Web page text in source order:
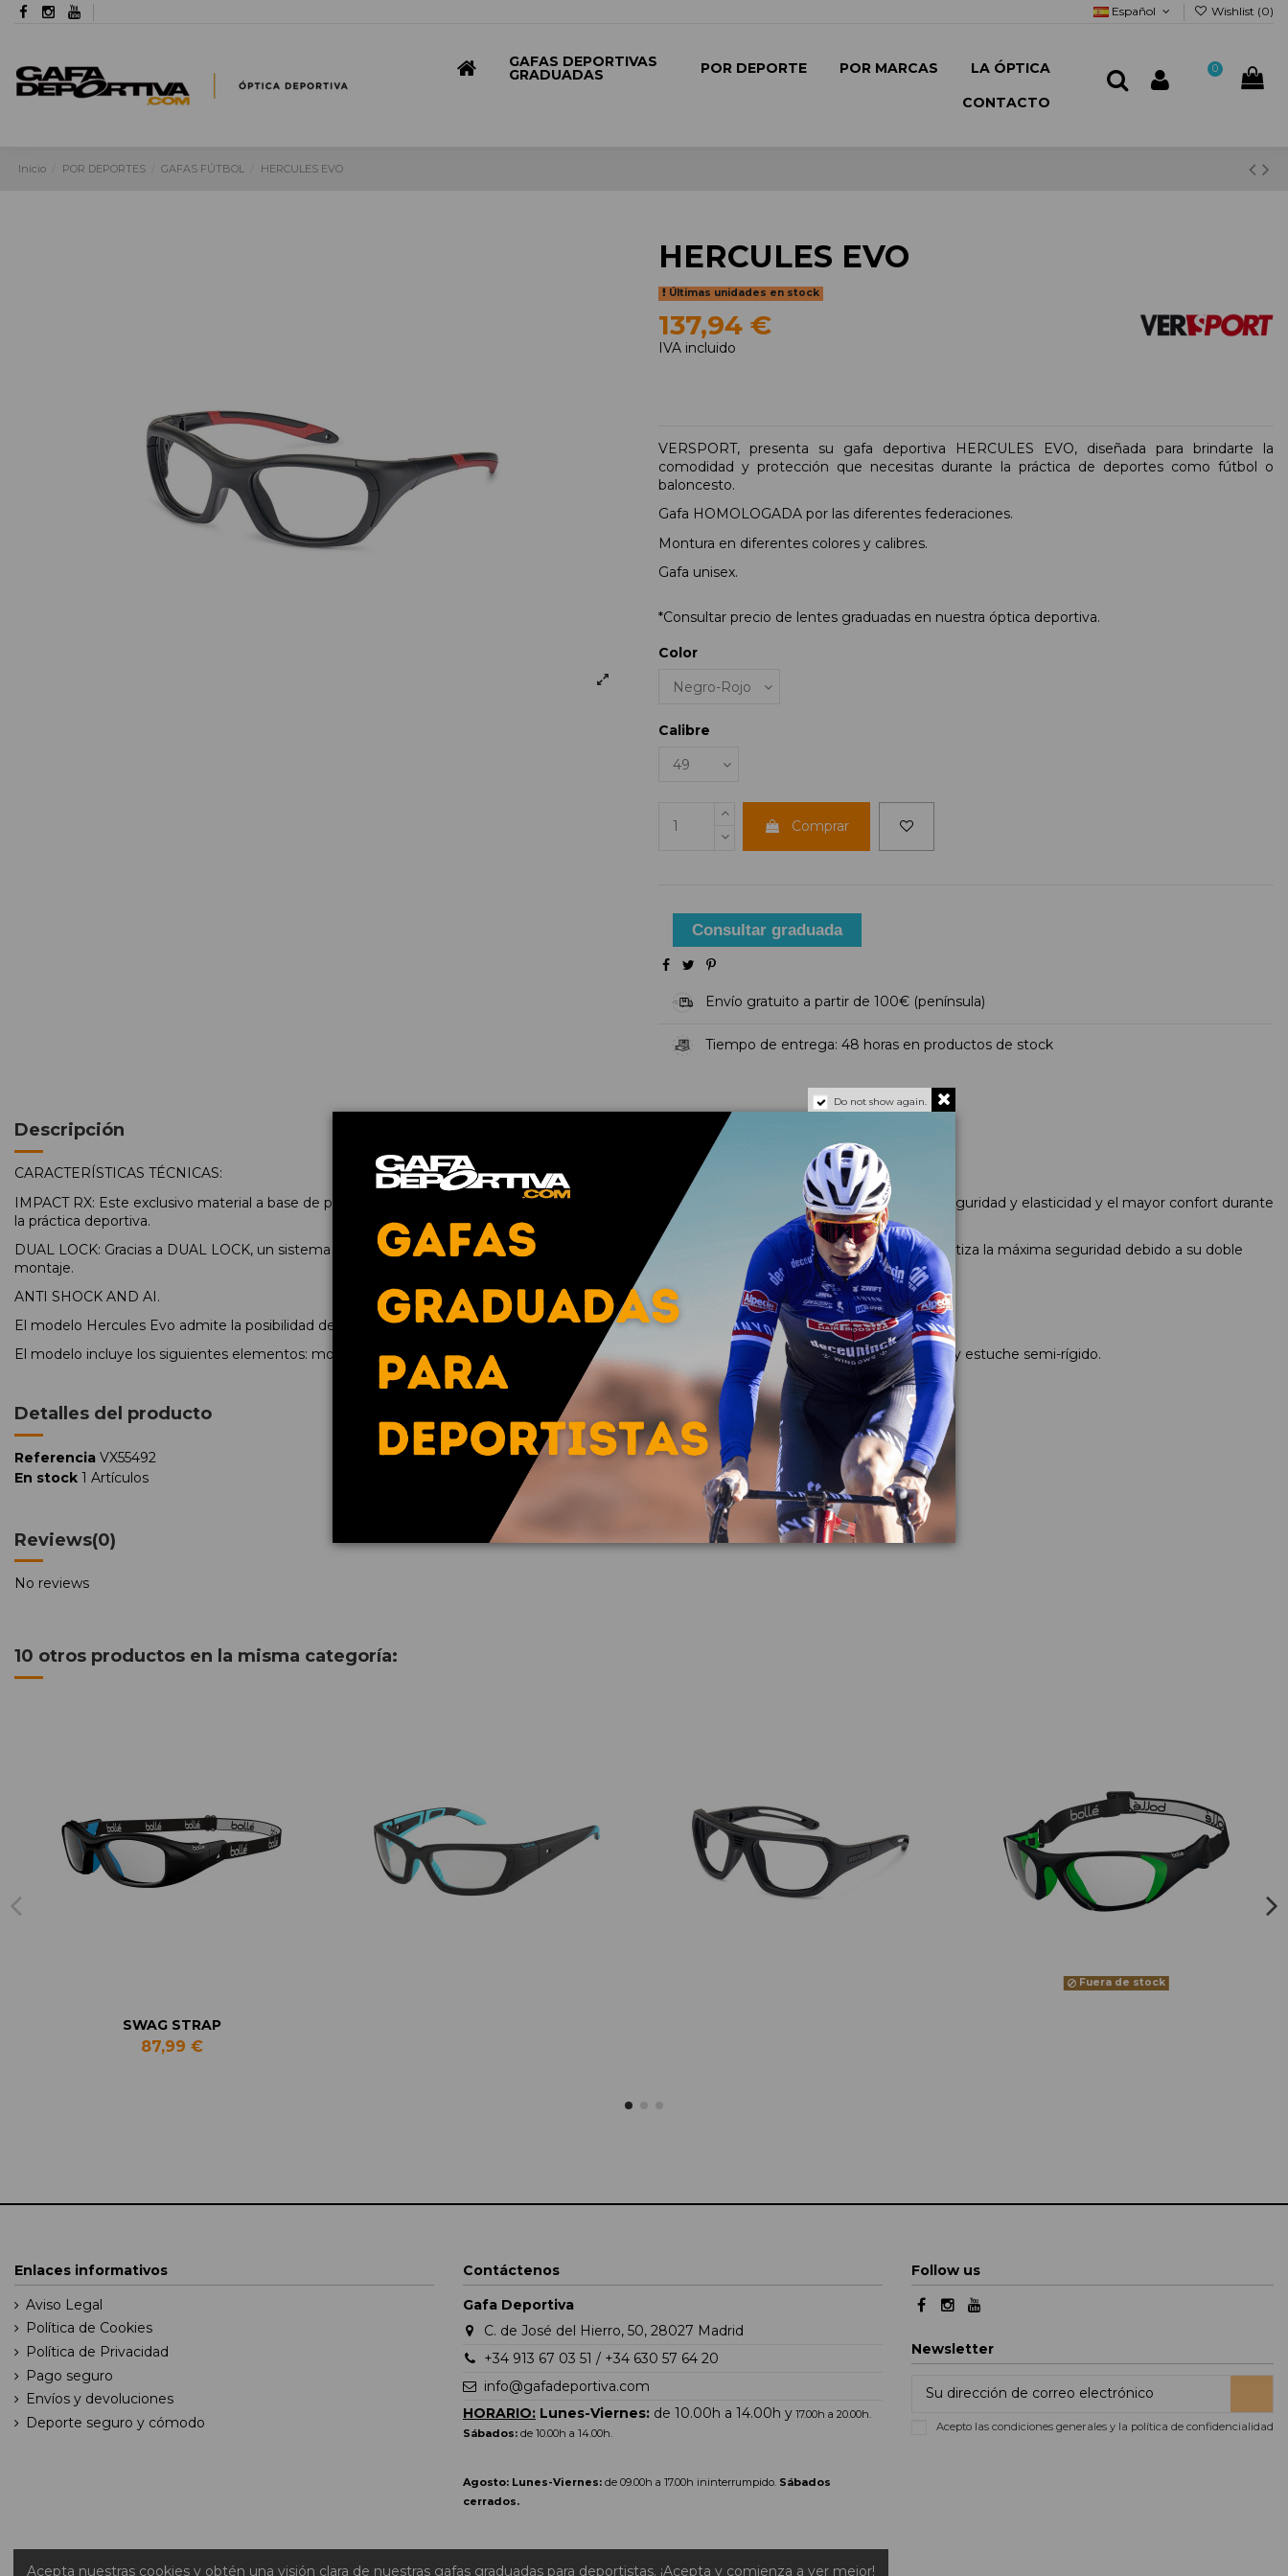
Español Wishlist (0)
GAFAS DEPORTIVAS
GRADUADAS POR DEPORTE POR MARCAS
LA ÓPTICA
CONTACTO
0
Inicio POR DEPORTES GAFAS FÚTBOL HERCULES EVO
HERCULES EVO
Últimas unidades en stock
137,94 €
IVA incluido
VERSPORT, presenta su gafa deportiva HERCULES EVO, diseñada para brindarte la
comodidad y protección que necesitas durante la práctica de deportes como fútbol o
baloncesto.
Gafa HOMOLOGADA por las diferentes federaciones.
Montura en diferentes colores y calibres.
Gafa unisex.
*Consultar precio de lentes graduadas en nuestra óptica deportiva.
Color
Calibre
Comprar
Consultar graduada
Envío gratuito a partir de 100€ (península)
Tiempo de entrega: 48 horas en productos de stock
Descripción
CARACTERÍSTICAS TÉCNICAS:
IMPACT RX: Este exclusivo material a base de polimeros de alto rendimineto, proporciona la máxima resistencia, protección anti-impactos, seguridad y elasticidad y el mayor confort durante
la práctica deportiva.
DUAL LOCK: Gracias a DUAL LOCK, un sistema patentado de cierre de aro, el montaje de las lentes resulta muy sencillo, al tiempo que garantiza la máxima seguridad debido a su doble
montaje.
ANTI SHOCK AND AI.
El modelo Hercules Evo admite la posibilidad de elegir entre varillas o cinta, ya que se incluyen ambas en el set.
El modelo incluye los siguientes elementos: montura con varillas, minibanda de ajuste, banda de sujección, gel anti-vaho, gamuza limpiadora y estuche semi-rígido.
Detalles del producto
Referencia VX55492
En stock 1 Artículos
Reviews(0)
No reviews
10 otros productos en la misma categoría:
SWAG STRAP
87,99 €
Fuera de stock
Enlaces informativos
Aviso Legal
Política de Cookies
Política de Privacidad
Pago seguro
Envíos y devoluciones
Deporte seguro y cómodo
Contáctenos
Gafa Deportiva
C. de José del Hierro, 50, 28027 Madrid
+34 913 67 03 51 / +34 630 57 64 20
info@gafadeportiva.com
HORARIO: Lunes-Viernes: de 10.00h a 14.00h y 17.00h a 20.00h.
Sábados: de 10.00h a 14.00h.
Agosto: Lunes-Viernes: de 09.00h a 17.00h ininterrumpido. Sábados
cerrados.
Follow us
Newsletter
Acepto las condiciones generales y la política de confidencialidad
Do not show again.
Acepta nuestras cookies y obtén una visión clara de nuestras gafas graduadas para deportistas. ¡Acepta y comienza a ver mejor!